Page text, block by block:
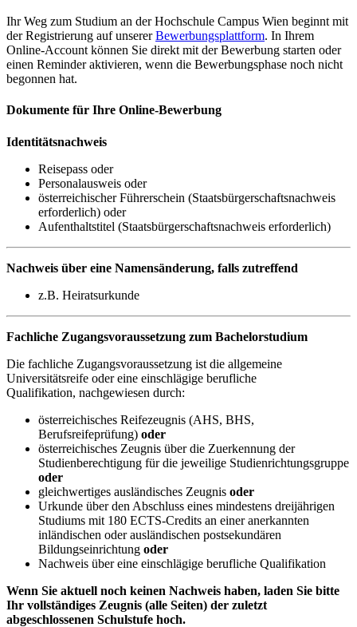
Ihr Weg zum Studium an der Hochschule Campus Wien beginnt mit
der Registrierung auf unsererBewerbungsplattform. In Ihrem
Online-Account können Sie direkt mit der Bewerbung starten oder
einen Reminder aktivieren, wenn die Bewerbungsphase noch nicht
begonnen hat.
Dokumente für Ihre Online-Bewerbung
Identitätsnachweis
Reisepass oder
Personalausweis oder
österreichischer Führerschein (Staatsbürgerschaftsnachweis
erforderlich) oder
Aufenthaltstitel (Staatsbürgerschaftsnachweis erforderlich)
Nachweis über eine Namensänderung, falls zutreffend
z.B. Heiratsurkunde
Fachliche Zugangsvoraussetzung zum Bachelorstudium
Die fachliche Zugangsvoraussetzung ist die allgemeine
Universitätsreife oder eine einschlägige berufliche
Qualifikation, nachgewiesen durch:
österreichisches Reifezeugnis (AHS, BHS,
Berufsreifeprüfung) oder
österreichisches Zeugnis über die Zuerkennung der
Studienberechtigung für die jeweilige Studienrichtungsgruppe
oder
gleichwertiges ausländisches Zeugnis oder
Urkunde über den Abschluss eines mindestens dreijährigen
Studiums mit 180 ECTS-Credits an einer anerkannten
inländischen oder ausländischen postsekundären
Bildungseinrichtung oder
Nachweis über eine einschlägige berufliche Qualifikation
Wenn Sie aktuell noch keinen Nachweis haben, laden Sie bitte
Ihr vollständiges Zeugnis (alle Seiten) der zuletzt
abgeschlossenen Schulstufe hoch.